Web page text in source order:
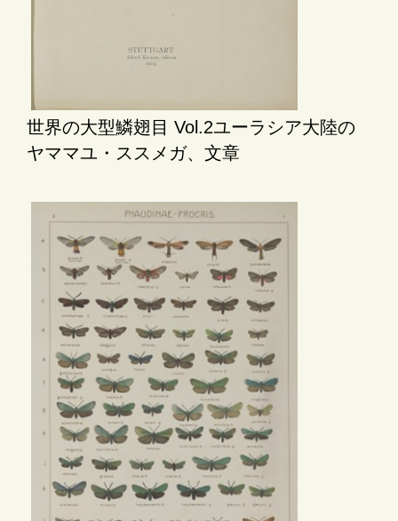
世界の大型鱗翅目 Vol.2ユーラシア大陸の
ヤママユ・ススメガ、文章